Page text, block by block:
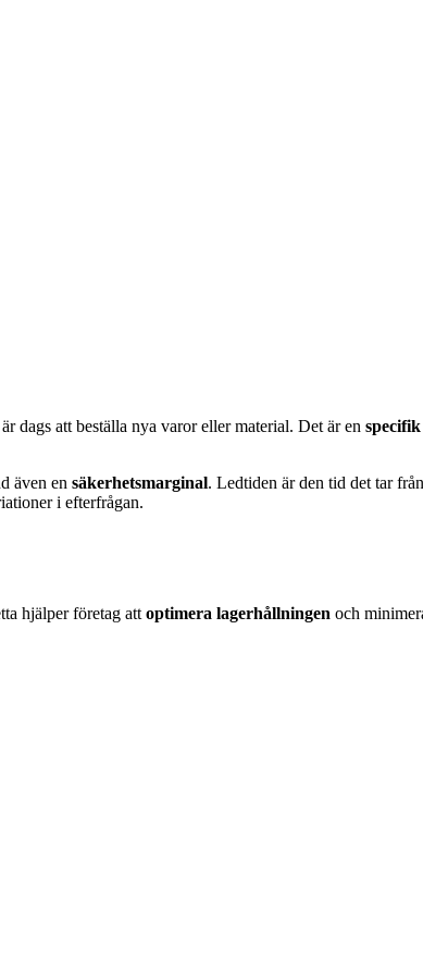
dags att beställa nya varor eller material. Det är en
även en säkerhetsmarginal. Ledtiden är den tid det tar
i efterfrågan.
hjälper företag att optimera lagerhållningen och